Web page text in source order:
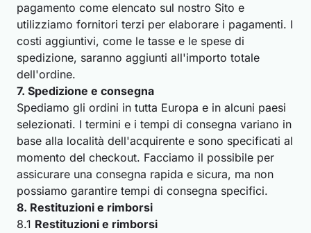
pagamento come elencato sul nostro Sito e
utilizziamo fornitori terzi per elaborare i pagamenti. I
costi aggiuntivi, come le tasse e le spese di
spedizione, saranno aggiunti all'importo totale
dell'ordine.
7. Spedizione e consegna
Spediamo gli ordini in tutta Europa e in alcuni paesi
selezionati. I termini e i tempi di consegna variano in
base alla località dell'acquirente e sono specificati al
momento del checkout. Facciamo il possibile per
assicurare una consegna rapida e sicura, ma non
possiamo garantire tempi di consegna specifici.
8. Restituzioni e rimborsi
8.1 Restituzioni e rimborsi